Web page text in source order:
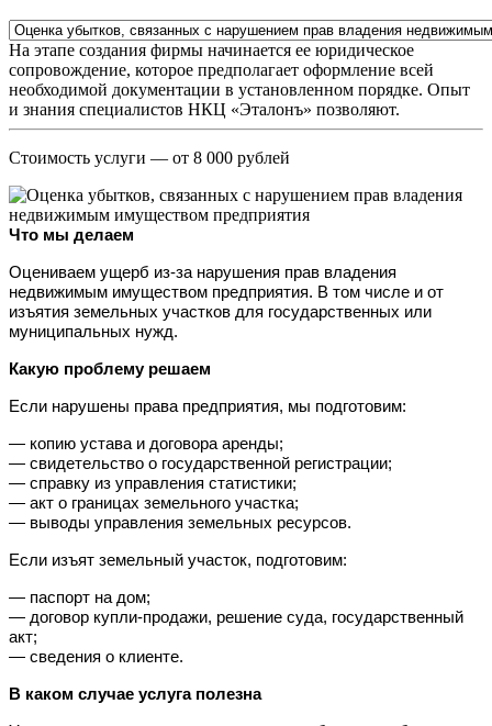
На этапе создания фирмы начинается ее юридическое
сопровождение, которое предполагает оформление всей
необходимой документации в установленном порядке. Опыт
и знания специалистов НКЦ «Эталонъ» позволяют.
Стоимость услуги — от 8 000 рублей
Что мы делаем
Оцениваем ущерб из-за нарушения прав владения
недвижимым имуществом предприятия. В том числе и от
изъятия земельных участков для государственных или
муниципальных нужд.
Какую проблему решаем
Если нарушены права предприятия, мы подготовим:
— копию устава и договора аренды;
— свидетельство о государственной регистрации;
— справку из управления статистики;
— акт о границах земельного участка;
— выводы управления земельных ресурсов.
Если изъят земельный участок, подготовим:
— паспорт на дом;
— договор купли-продажи, решение суда, государственный
акт;
— сведения о клиенте.
В каком случае услуга полезна